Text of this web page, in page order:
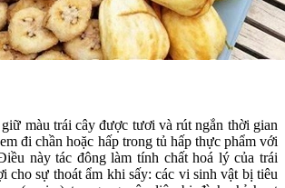
màu trái cây được tươi và rút ngắn thời gian
đi chần hoặc hấp trong tủ hấp thực phẩm với
này tác đông làm tính chất hoá lý của trái
cho sự thoát ẩm khi sấy: các vi sinh vật bị tiêu